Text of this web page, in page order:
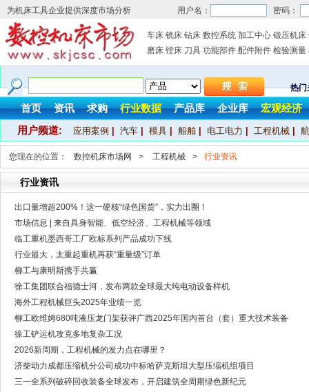
为机床工具企业提供深度市场分析 用户名： 密码：
车床 铣床 钻床 数控系统 加工中心 锻压机床
磨床 镗床 刀具 功能部件 配件附件 检验测量
热门
首页 资讯 求购 行业数据 产品库 企业库 宏观经济
用户频道: 应用案例 汽车 模具 船舶 电工电力 工程机械
您现在的位置： 数控机床市场网 > 工程机械 > 行业资讯
行业资讯
出口量增超200%！这一硬核“绿色国货”，实力出圈！
市场信息 | 来自具身智能、低空经济、工程机械等领域
临工重机墨西哥工厂欧标系列产品成功下线
行业最大，太重起重机再获“重量级”订单
柳工与康明斯携手共赢
徐工集团联合福德士河，发布两款全球最大纯电动设备样机
海外工程机械巨头2025年业绩一览
柳工欧维姆680吨液压龙门架获评广西2025年国内首台（套）重大技术装备
徐工铲运机攻克多地复杂工况
2026新周期，工程机械的发力点在哪里？
济柴动力成都压缩机分公司成功中标哈萨克斯坦大型压缩机组项目
三一全系列破碎回收装备全球发布，开启建筑全周期绿色新纪元